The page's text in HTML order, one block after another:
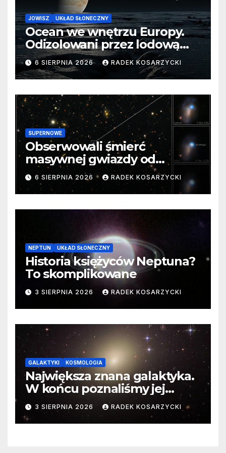
JOWISZ UKŁAD SŁONECZNY
Ocean we wnętrzu Europy.
Odizolowani przez lodową
barierę
6 SIERPNIA 2026 RADEK KOSARZYCKI
SUPERNOWE
Obserwowali śmierć
masywnej gwiazdy od
samego początku. Niezwykle
cenne dane
6 SIERPNIA 2026 RADEK KOSARZYCKI
NEPTUN UKŁAD SŁONECZNY
Historia księżyców Neptuna?
To skomplikowane
3 SIERPNIA 2026 RADEK KOSARZYCKI
GALAKTYKI KOSMOLOGIA
Największa znana galaktyka.
W końcu poznaliśmy jej
faktyczne wymiary
3 SIERPNIA 2026 RADEK KOSARZYCKI